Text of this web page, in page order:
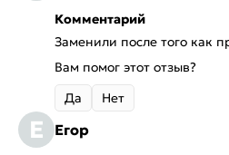
Комментарий
Заменили после того как
Вам помог этот отзыв?
Да
Нет
Е Егор